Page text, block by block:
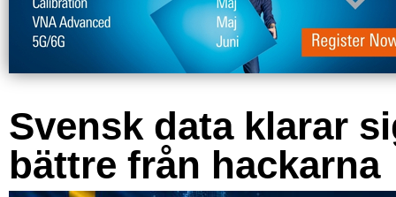
Svensk data klarar
bättre från hackarna